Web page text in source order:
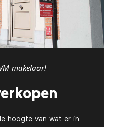
makelaar!
hoogte van wat er in